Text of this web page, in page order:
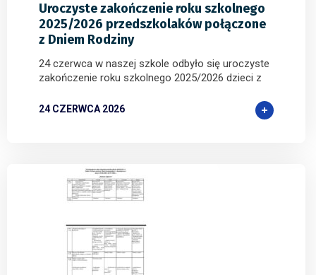
Uroczyste zakończenie roku szkolnego
2025/2026 przedszkolaków połączone
z Dniem Rodziny
24 czerwca w naszej szkole odbyło się uroczyste
zakończenie roku szkolnego 2025/2026 dzieci z
24 CZERWCA 2026
2